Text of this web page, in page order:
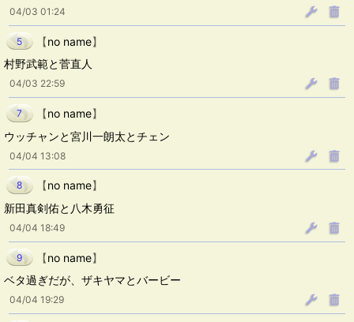
04/03 01:24
5 【no name】
村野武範と菅直人
04/03 22:59
7 【no name】
ウッチャンと宮川一朗太とチェン
04/04 13:08
8 【no name】
新田真剣佑と八木勇征
04/04 18:49
9 【no name】
ベタ過ぎだが、ザキヤマとバービー
04/04 19:29